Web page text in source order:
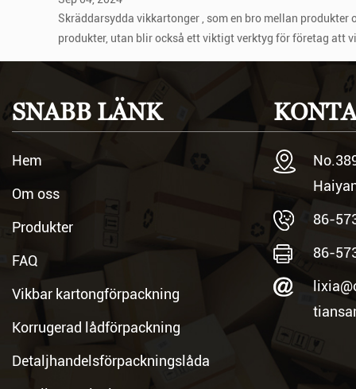
Sep 04, 2024
Skräddarsydda vikkartonger , som en bro mellan produkter och konsumenter, blir allt viktigare i den moderna affärsmiljön. Det har inte bara den grundläggande funktionen att skydda
produkter, utan blir också ett viktigt verktyg för företag att
Jämfört med traditionella material är
Aug 08, 2024
Jämfört med traditionella material, såsom
på grund av sin unika reproducerbarhet och biologiska
SNABB LÄNK
Hem
Om oss
Produkter
FAQ
Vikbar kartongförpackning
Korrugerad lådförpackning
Detaljhandelsförpackningslåda
86-
86-